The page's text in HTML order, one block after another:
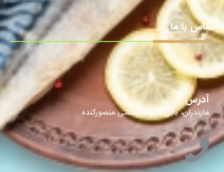
تماس با ما
آدرس
مازندران، بابل شهرک صنعتی منصورکنده